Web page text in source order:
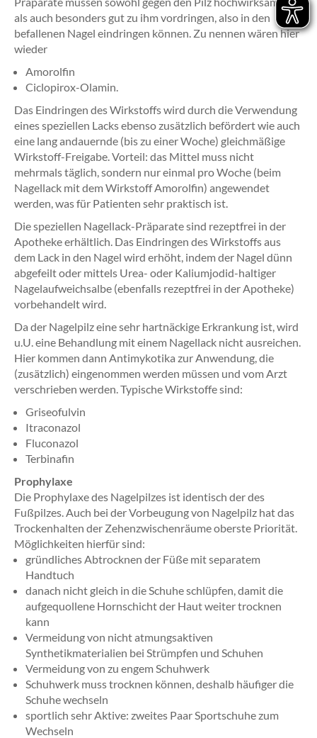
als auch besonders gut zu ihm vordringen, also in den
befallenen Nagel eindringen können. Zu nennen wären hier
wieder
Amorolfin
Ciclopirox-Olamin.
Das Eindringen des Wirkstoffs wird durch die Verwendung
eines speziellen Lacks ebenso zusätzlich befördert wie auch
eine lang andauernde (bis zu einer Woche) gleichmäßige
Wirkstoff-Freigabe. Vorteil: das Mittel muss nicht
mehrmals täglich, sondern nur einmal pro Woche (beim
Nagellack mit dem Wirkstoff Amorolfin) angewendet
werden, was für Patienten sehr praktisch ist.
Die speziellen Nagellack-Präparate sind rezeptfrei in der
Apotheke erhältlich. Das Eindringen des Wirkstoffs aus
dem Lack in den Nagel wird erhöht, indem der Nagel dünn
abgefeilt oder mittels Urea- oder Kaliumjodid-haltiger
Nagelaufweichsalbe (ebenfalls rezeptfrei in der Apotheke)
vorbehandelt wird.
Da der Nagelpilz eine sehr hartnäckige Erkrankung ist, wird
u.U. eine Behandlung mit einem Nagellack nicht ausreichen.
Hier kommen dann Antimykotika zur Anwendung, die
(zusätzlich) eingenommen werden müssen und vom Arzt
verschrieben werden. Typische Wirkstoffe sind:
Griseofulvin
Itraconazol
Fluconazol
Terbinafin
Prophylaxe
Die Prophylaxe des Nagelpilzes ist identisch der des
Fußpilzes. Auch bei der Vorbeugung von Nagelpilz hat das
Trockenhalten der Zehenzwischenräume oberste Priorität.
Möglichkeiten hierfür sind:
gründliches Abtrocknen der Füße mit separatem
Handtuch
danach nicht gleich in die Schuhe schlüpfen, damit die
aufgequollene Hornschicht der Haut weiter trocknen
kann
Vermeidung von nicht atmungsaktiven
Synthetikmaterialien bei Strümpfen und Schuhen
Vermeidung von zu engem Schuhwerk
Schuhwerk muss trocknen können, deshalb häufiger die
Schuhe wechseln
sportlich sehr Aktive: zweites Paar Sportschuhe zum
Wechseln